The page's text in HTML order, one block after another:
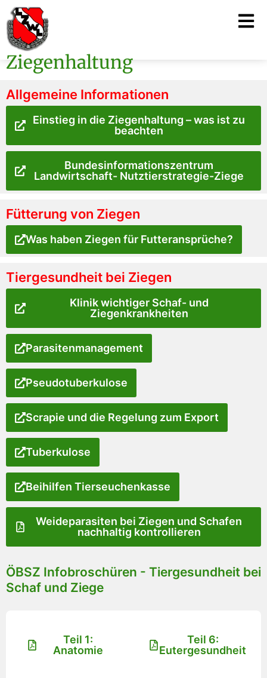
Ziegenhaltung
Allgemeine Informationen
Einstieg in die Ziegenhaltung – was ist zu
beachten
Bundesinformationszentrum
Landwirtschaft- Nutztierstrategie-Ziege
Fütterung von Ziegen
Was haben Ziegen für Futteransprüche?
Tiergesundheit bei Ziegen
Klinik wichtiger Schaf- und
Ziegenkrankheiten
Parasitenmanagement
Pseudotuberkulose
Scrapie und die Regelung zum Export
Tuberkulose
Beihilfen Tierseuchenkasse
Weideparasiten bei Ziegen und Schafen
nachhaltig kontrollieren
ÖBSZ Infobroschüren - Tiergesundheit bei
Schaf und Ziege
Teil 1:
Anatomie
Teil 6:
Eutergesundheit